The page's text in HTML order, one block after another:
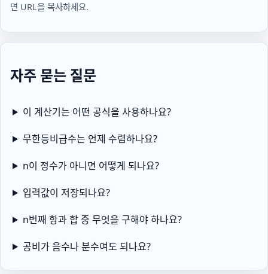
면 URL을 복사하세요.
자주 묻는 질문
이 계산기는 어떤 공식을 사용하나요?
무한등비급수는 언제 수렴하나요?
n이 정수가 아니면 어떻게 되나요?
입력값이 저장되나요?
n번째 항과 합 중 무엇을 구해야 하나요?
공비가 음수나 분수여도 되나요?